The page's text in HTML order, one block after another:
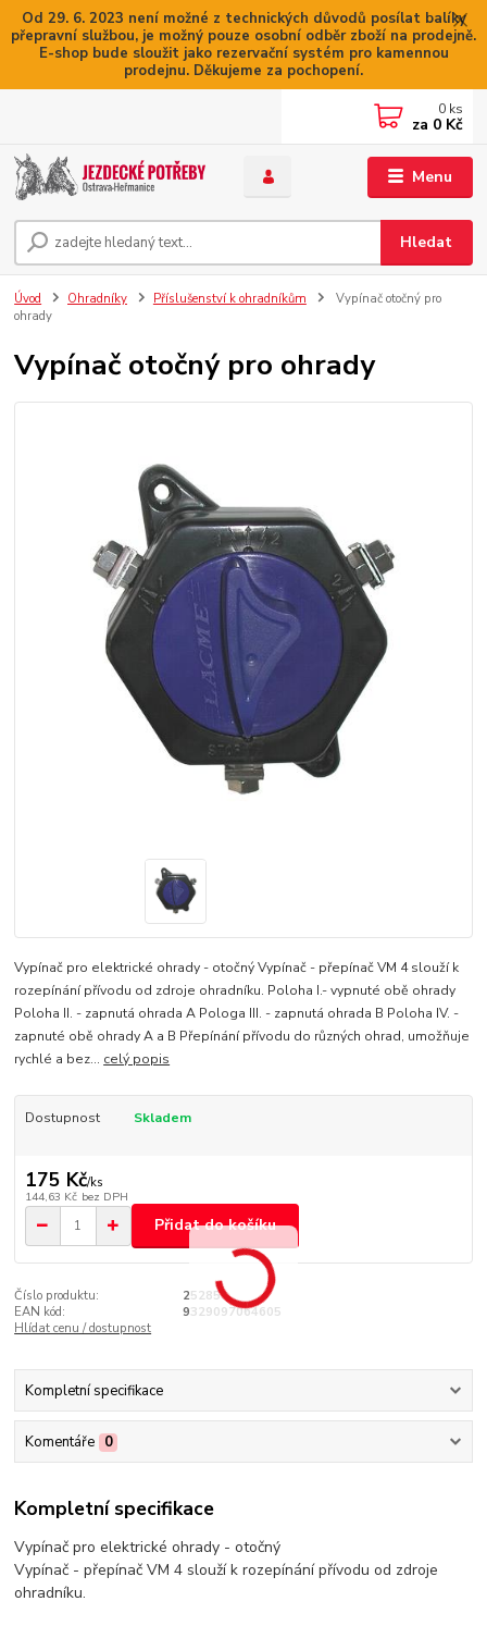
Od 29. 6. 2023 není možné z technických důvodů posílat balíky
přepravní službou, je možný pouze osobní odběr zboží na prodejně.
E-shop bude sloužit jako rezervační systém pro kamennou
prodejnu. Děkujeme za pochopení.
Menu
Hledat
0 ks
za 0 Kč
Úvod Ohradníky Příslušenství k ohradníkům
Vypínač otočný pro
ohrady
Vypínač otočný pro ohrady
Vypínač pro elektrické ohrady - otočný Vypínač - přepínač VM 4 slouží k
rozepínání přívodu od zdroje ohradníku. Poloha I.- vypnuté obě ohrady
Poloha II. - zapnutá ohrada A Pologa III. - zapnutá ohrada B Poloha IV. -
zapnuté obě ohrady A a B Přepínání přívodu do různých ohrad, umožňuje
rychlé a bez... celý popis
Dostupnost Skladem
175 Kč/ks
144,63 Kč bez DPH
Přidat do košíku
Číslo produktu:
25285
EAN kód:
9329097064605
Hlídat cenu / dostupnost
Kompletní specifikace
Komentáře 0
Kompletní specifikace
Vypínač pro elektrické ohrady - otočný
Vypínač - přepínač VM 4 slouží k rozepínání přívodu od zdroje
ohradníku.